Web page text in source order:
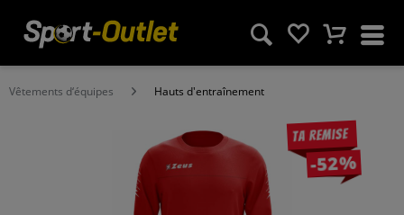
Vêtements d‘équipes Hauts d'entraînement
Ta remise
-52%